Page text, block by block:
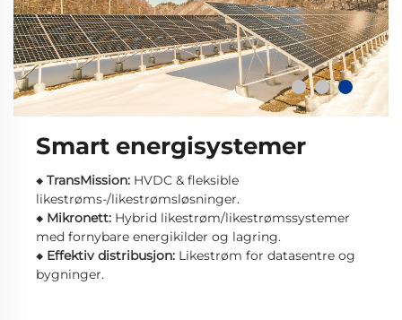
Smart energisystemer
◆ TransMission: HVDC & fleksible
likestrøms-/likestrømsløsninger.
◆ Mikronett: Hybrid likestrøm/likestrømssystemer
med fornybare energikilder og lagring.
◆ Effektiv distribusjon: Likestrøm for datasentre og
bygninger.